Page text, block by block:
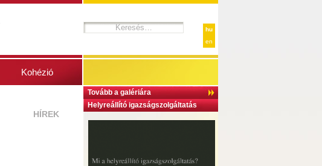
hu
en
Tovább a galériára
Helyreállító igazságszolgáltatás
Kohézió
HÍREK